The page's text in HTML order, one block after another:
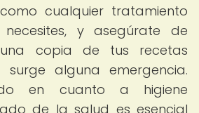
cualquier tratamiento
y asegúrate de
copia de tus recetas
alguna emergencia.
en cuanto a higiene
de la salud es esencial